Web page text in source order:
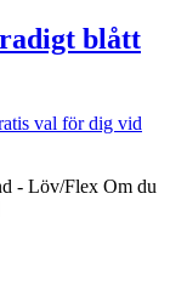
blått
val för dig vid
- Löv/Flex Om du